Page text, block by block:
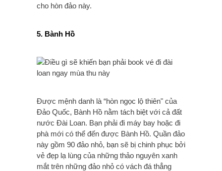
cho hòn đảo này.
5. Bành Hồ
Được mệnh danh là “hòn ngọc lộ thiên" của
Đảo Quốc, Bành Hồ nằm tách biệt với cả đất
nước Đài Loan. Bạn phải đi máy bay hoặc đi
phà mới có thể đến được Bành Hồ. Quần đảo
này gồm 90 đảo nhỏ, bạn sẽ bị chinh phục bởi
vẻ đẹp lạ lùng của những thảo nguyên xanh
mắt trên những đảo nhỏ có vách đá thẳng